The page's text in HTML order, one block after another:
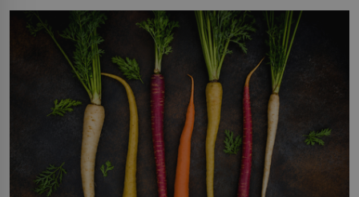
oběma moc nesvědčilo, brzy jsme zjistili, že